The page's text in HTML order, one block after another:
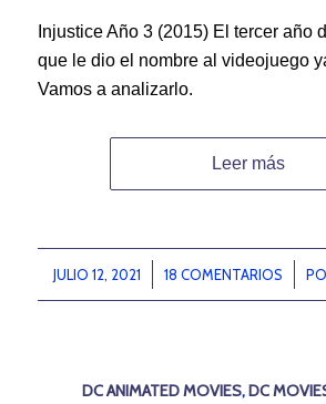
Injustice Año 3 (2015) El tercer año
que le dio el nombre al videojuego
Vamos a analizarlo.
Leer más
JULIO 12, 2021
/ 18 COMENTARIOS
/
DC ANIMATED MOVIES,DC